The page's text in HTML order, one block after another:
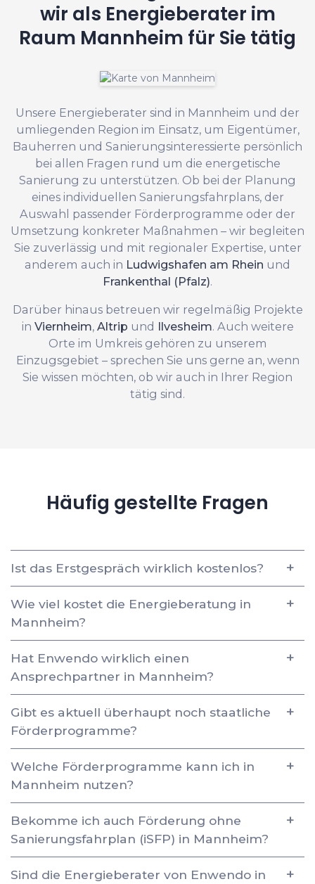
wir als Energieberater im
Raum Mannheim für Sie tätig
Unsere Energieberater sind in Mannheim und der
umliegenden Region im Einsatz, um Eigentümer,
Bauherren und Sanierungsinteressierte persönlich
bei allen Fragen rund um die energetische
Sanierung zu unterstützen. Ob bei der Planung
eines individuellen Sanierungsfahrplans, der
Auswahl passender Förderprogramme oder der
Umsetzung konkreter Maßnahmen – wir begleiten
Sie zuverlässig und mit regionaler Expertise, unter
anderem auch in Ludwigshafen am Rhein und
Frankenthal (Pfalz).
Darüber hinaus betreuen wir regelmäßig Projekte
in Viernheim, Altrip und Ilvesheim. Auch weitere
Orte im Umkreis gehören zu unserem
Einzugsgebiet – sprechen Sie uns gerne an, wenn
Sie wissen möchten, ob wir auch in Ihrer Region
tätig sind.
Häufig gestellte Fragen
Ist das Erstgespräch wirklich kostenlos?
Wie viel kostet die Energieberatung in
Mannheim?
Hat Enwendo wirklich einen
Ansprechpartner in Mannheim?
Gibt es aktuell überhaupt noch staatliche
Förderprogramme?
Welche Förderprogramme kann ich in
Mannheim nutzen?
Bekomme ich auch Förderung ohne
Sanierungsfahrplan (iSFP) in Mannheim?
Sind die Energieberater von Enwendo in